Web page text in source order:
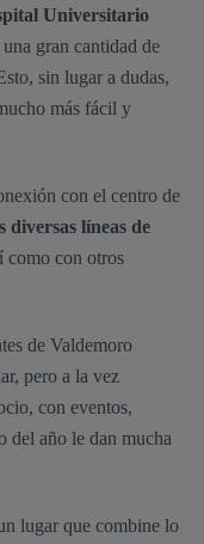
Universitario
gran cantidad de
sin lugar a dudas,
más fácil y
con el centro de
diversas líneas de
como con otros
de Valdemoro
pero a la vez
con eventos,
del año le dan mucha
lugar que combine lo